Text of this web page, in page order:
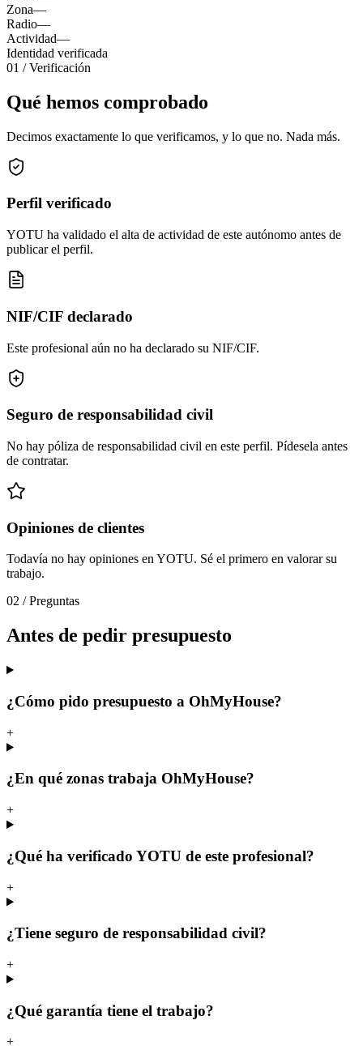
Zona—
Radio—
Actividad—
Identidad verificada
01 / Verificación
Qué hemos comprobado
Decimos exactamente lo que verificamos, y lo que no. Nada más.
Perfil verificado
YOTU ha validado el alta de actividad de este autónomo antes de
publicar el perfil.
NIF/CIF declarado
Este profesional aún no ha declarado su NIF/CIF.
Seguro de responsabilidad civil
No hay póliza de responsabilidad civil en este perfil. Pídesela antes
de contratar.
Opiniones de clientes
Todavía no hay opiniones en YOTU. Sé el primero en valorar su
trabajo.
02 /Preguntas
Antes de pedir presupuesto
¿Cómo pido presupuesto a OhMyHouse?
+
¿En qué zonas trabaja OhMyHouse?
+
¿Qué ha verificado YOTU de este profesional?
+
¿Tiene seguro de responsabilidad civil?
+
¿Qué garantía tiene el trabajo?
+